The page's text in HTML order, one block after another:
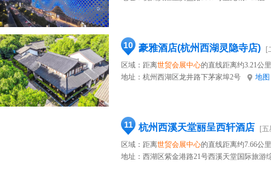
10 豪雅酒店(杭州西湖灵隐寺店)
[
区域：距离世贸会展中心的直线距离约3.21公里
地址： 杭州西湖区龙井路下茅家埠2号 地图
11 杭州西溪天堂丽呈西轩酒店
[
区域：距离世贸会展中心的直线距离约7.66公里
地址： 西湖区紫金港路21号西溪天堂国际旅游